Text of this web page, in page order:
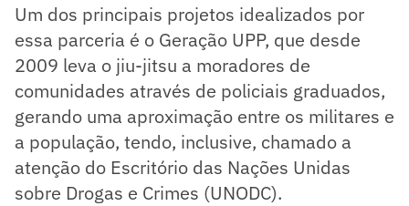
Um dos principais projetos idealizados por
essa parceria é o Geração UPP, que desde
2009 leva o jiu-jitsu a moradores de
comunidades através de policiais graduados,
gerando uma aproximação entre os militares e
a população, tendo, inclusive, chamado a
atenção do Escritório das Nações Unidas
sobre Drogas e Crimes (UNODC).